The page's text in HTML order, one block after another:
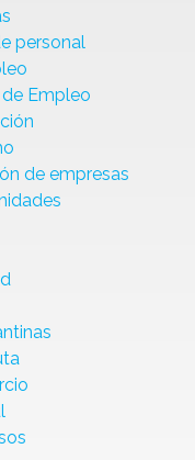
personal
Empleo
de empresas